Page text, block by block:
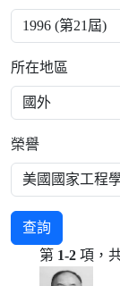
所在地區
榮譽
查詢
第 1-2 項，